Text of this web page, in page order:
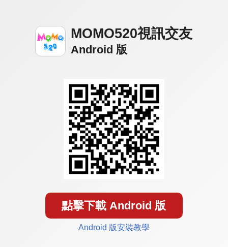
MOMO520視訊交友
Android 版
點擊下載 Android 版
Android 版安裝教學